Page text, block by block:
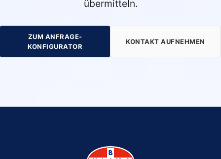
übermitteln.
ZUM ANFRAGE-
KONFIGURATOR
KONTAKT AUFNEHMEN